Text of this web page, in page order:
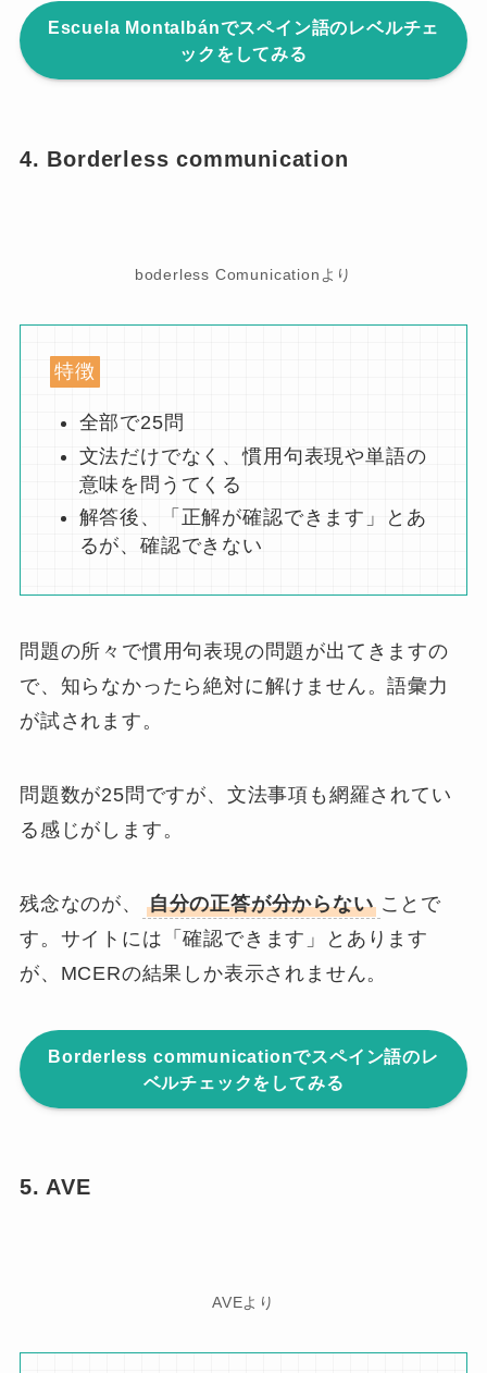
Escuela Montalbánでスペイン語のレベルチェ
ックをしてみる
4. Borderless communication
boderless Comunicationより
特徴
全部で25問
文法だけでなく、慣用句表現や単語の
意味を問うてくる
解答後、「正解が確認できます」とあ
るが、確認できない
問題の所々で慣用句表現の問題が出てきますの
で、知らなかったら絶対に解けません。語彙力
が試されます。
問題数が25問ですが、文法事項も網羅されてい
る感じがします。
残念なのが、 自分の正答が分からない ことで
す。サイトには「確認できます」とあります
が、MCERの結果しか表示されません。
Borderless communicationでスペイン語のレ
ベルチェックをしてみる
5. AVE
AVEより